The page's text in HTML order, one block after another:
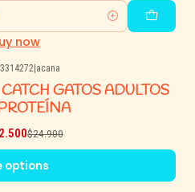
now
|acana
GATOS ADULTOS
$24.900
options